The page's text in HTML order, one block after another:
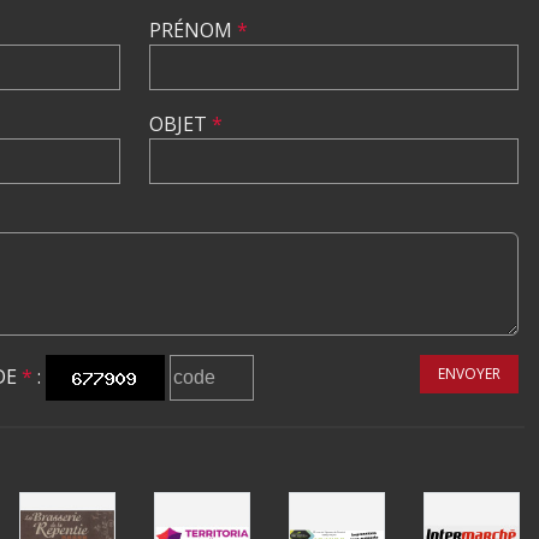
PRÉNOM *
OBJET *
* : ENVOYER